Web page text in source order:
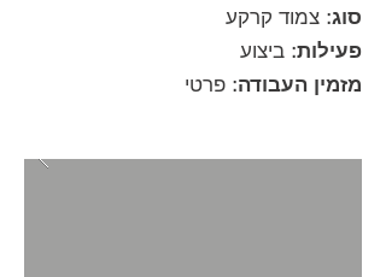
סוג: צמוד קרקע
פעילות: ביצוע
מזמין העבודה: פרטי